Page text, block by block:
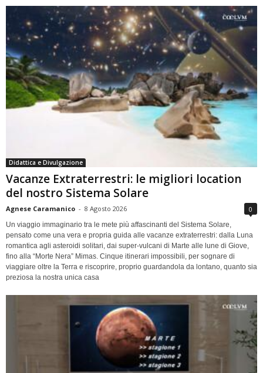
Didattica e Divulgazione
Vacanze Extraterrestri: le migliori location
del nostro Sistema Solare
Agnese Caramanico - 8 Agosto 2026 0
Un viaggio immaginario tra le mete più affascinanti del Sistema Solare,
pensato come una vera e propria guida alle vacanze extraterrestri: dalla Luna
romantica agli asteroidi solitari, dai super-vulcani di Marte alle lune di Giove,
fino alla “Morte Nera” Mimas. Cinque itinerari impossibili, per sognare di
viaggiare oltre la Terra e riscoprire, proprio guardandola da lontano, quanto sia
preziosa la nostra unica casa